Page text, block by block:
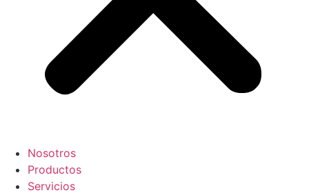
Nosotros
Productos
Servicios